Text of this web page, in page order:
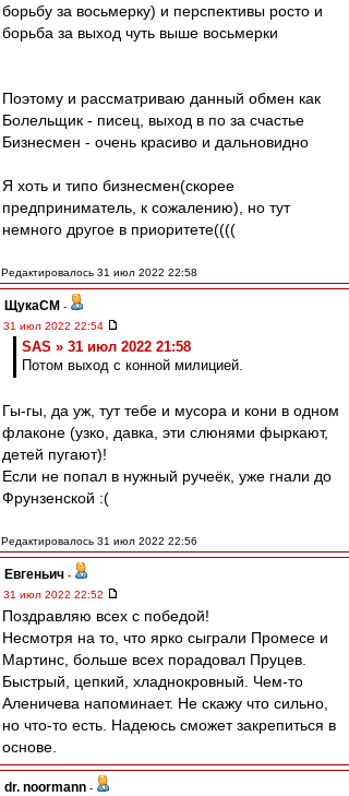
борьбу за восьмерку) и перспективы росто и
борьба за выход чуть выше восьмерки
Поэтому и рассматриваю данный обмен как
Болельщик - писец, выход в по за счастье
Бизнесмен - очень красиво и дальновидно
Я хоть и типо бизнесмен(скорее
предприниматель, к сожалению), но тут
немного другое в приоритете((((
Редактировалось 31 июл 2022 22:58
ЩукаСМ -
31 июл 2022 22:54
SAS » 31 июл 2022 21:58
Потом выход с конной милицией.
Гы-гы, да уж, тут тебе и мусора и кони в одном
флаконе (узко, давка, эти слюнями фыркают,
детей пугают)!
Если не попал в нужный ручеёк, уже гнали до
Фрунзенской :(
Редактировалось 31 июл 2022 22:56
Евгеньич -
31 июл 2022 22:52
Поздравляю всех с победой!
Несмотря на то, что ярко сыграли Промесе и
Мартинс, больше всех порадовал Пруцев.
Быстрый, цепкий, хладнокровный. Чем-то
Аленичева напоминает. Не скажу что сильно,
но что-то есть. Надеюсь сможет закрепиться в
основе.
dr. noormann -